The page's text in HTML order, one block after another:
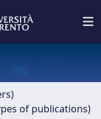
of publications)